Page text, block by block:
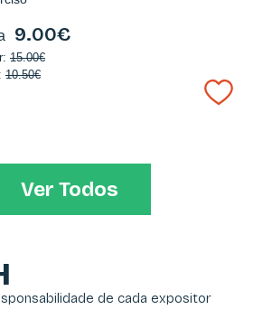
9.60€
16.00€
12.80€
Ver Todos
de cada expositor